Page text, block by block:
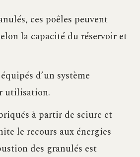
ces poêles peuvent
la capacité du réservoir et
d’un système
utilisation.
à partir de sciure et
le recours aux énergies
des granulés est